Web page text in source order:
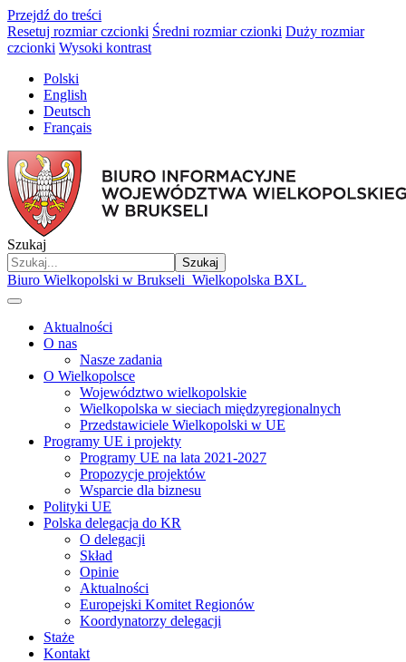
Przejdź do treści
Resetuj rozmiar czcionki Średni rozmiar czionki Duży rozmiar
czcionki Wysoki kontrast
Polski
English
Deutsch
Français
Szukaj
Szukaj
Biuro Wielkopolski w Brukseli Wielkopolska BXL
Aktualności
O nas
Nasze zadania
O Wielkopolsce
Województwo wielkopolskie
Wielkopolska w sieciach międzyregionalnych
Przedstawiciele Wielkopolski w UE
Programy UE i projekty
Programy UE na lata 2021-2027
Propozycje projektów
Wsparcie dla biznesu
Polityki UE
Polska delegacja do KR
O delegacji
Skład
Opinie
Aktualności
Europejski Komitet Regionów
Koordynatorzy delegacji
Staże
Kontakt